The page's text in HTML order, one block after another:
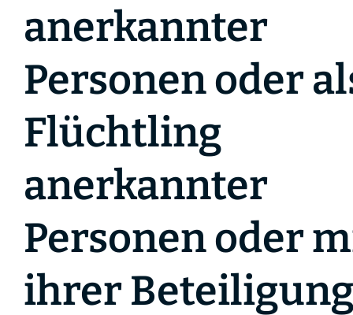
anerkannter
Personen oder
Flüchtling
anerkannter
Personen oder
ihrer